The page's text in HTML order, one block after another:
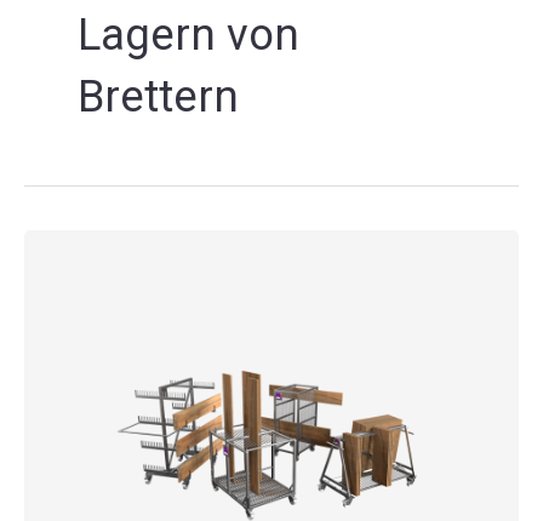
Lagern von
Brettern